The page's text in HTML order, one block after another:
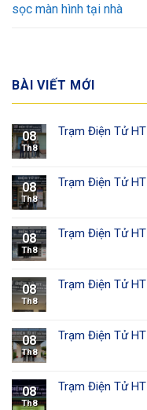
sọc màn hình tại nhà
BÀI VIẾT MỚI
08
Th8
Trạm Điện Tử
08
Th8
Trạm Điện Tử
08
Th8
Trạm Điện Tử
08
Th8
Trạm Điện Tử
08
Th8
Trạm Điện Tử
08
Th8
Trạm Điện Tử